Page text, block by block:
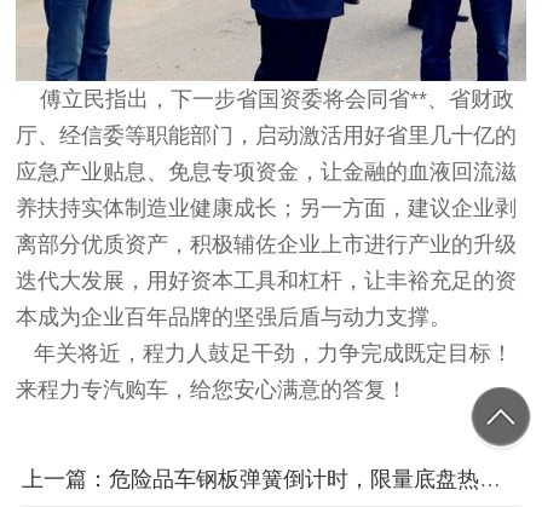
傅立民指出，下一步省国资委将会同省**、省财政
厅、经信委等职能部门，启动激活用好省里几十亿的
应急产业贴息、免息专项资金，让金融的血液回流滋
养扶持实体制造业健康成长；另一方面，建议企业剥
离部分优质资产，积极辅佐企业上市进行产业的升级
迭代大发展，用好资本工具和杠杆，让丰裕充足的资
本成为企业百年品牌的坚强后盾与动力支撑。
年关将近，程力人鼓足干劲，力争完成既定目标！
来程力专汽购车，给您安心满意的答复！
上一篇：危险品车钢板弹簧倒计时，限量底盘热销中